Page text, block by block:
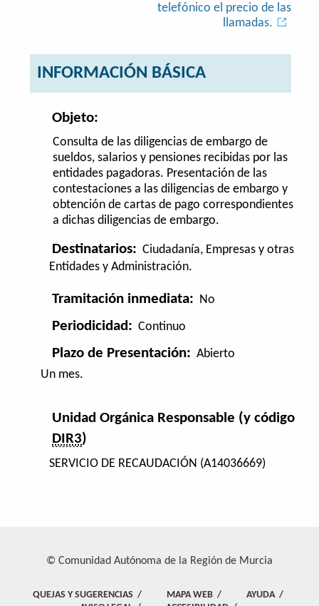
telefónico el precio de las
llamadas.
INFORMACIÓN BÁSICA
Objeto:
Consulta de las diligencias de embargo de
sueldos, salarios y pensiones recibidas por las
entidades pagadoras. Presentación de las
contestaciones a las diligencias de embargo y
obtención de cartas de pago correspondientes
a dichas diligencias de embargo.
Destinatarios: Ciudadanía, Empresas y otras
Entidades y Administración.
Tramitación inmediata: No
Periodicidad: Continuo
Plazo de Presentación: Abierto
Un mes.
Unidad Orgánica Responsable (y código
DIR3)
SERVICIO DE RECAUDACIÓN (A14036669)
© Comunidad Autónoma de la Región de Murcia
QUEJAS Y SUGERENCIAS / MAPA WEB / AYUDA/